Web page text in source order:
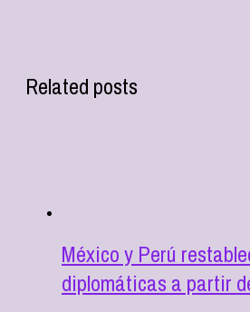
Related posts
México y Perú
diplomáticas a partir